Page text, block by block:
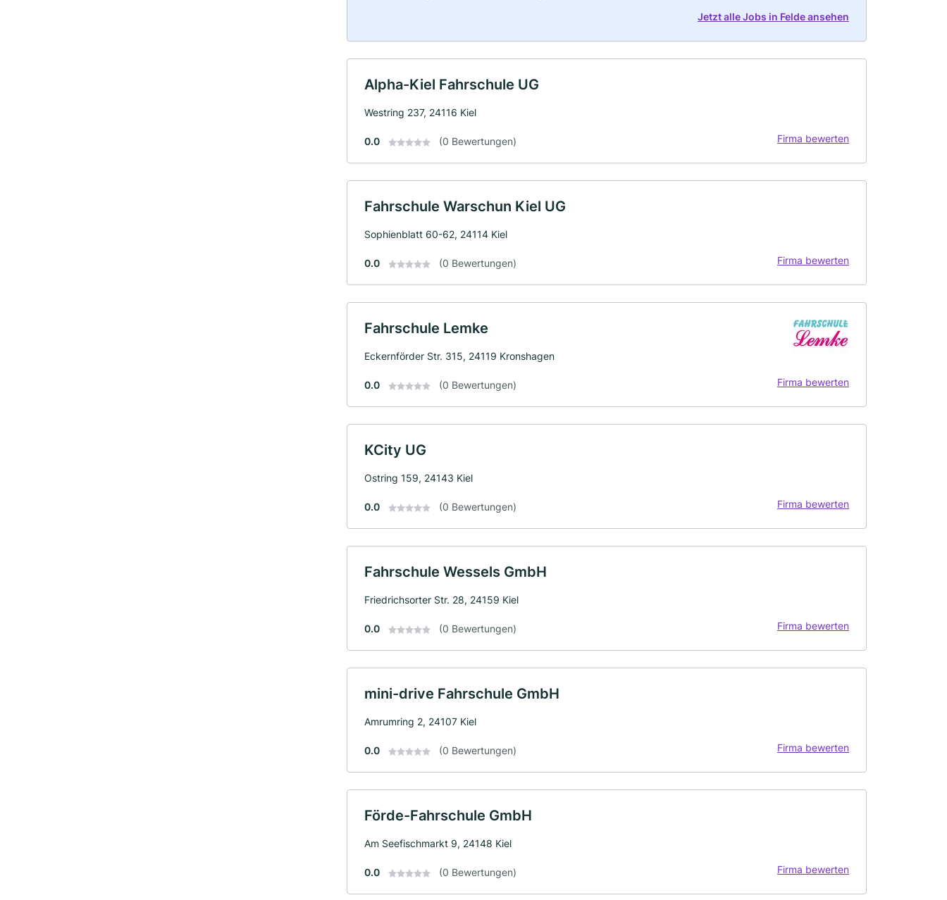
Jetzt alle Jobs in Felde ansehen
Alpha-Kiel Fahrschule UG
Westring 237, 24116 Kiel
0.0 (0 Bewertungen) Firma bewerten
Fahrschule Warschun Kiel UG
Sophienblatt 60-62, 24114 Kiel
0.0 (0 Bewertungen) Firma bewerten
Fahrschule Lemke
Eckernförder Str. 315, 24119 Kronshagen
0.0 (0 Bewertungen) Firma bewerten
KCity UG
Ostring 159, 24143 Kiel
0.0 (0 Bewertungen) Firma bewerten
Fahrschule Wessels GmbH
Friedrichsorter Str. 28, 24159 Kiel
0.0 (0 Bewertungen) Firma bewerten
mini-drive Fahrschule GmbH
Amrumring 2, 24107 Kiel
0.0 (0 Bewertungen) Firma bewerten
Förde-Fahrschule GmbH
Am Seefischmarkt 9, 24148 Kiel
0.0 (0 Bewertungen) Firma bewerten